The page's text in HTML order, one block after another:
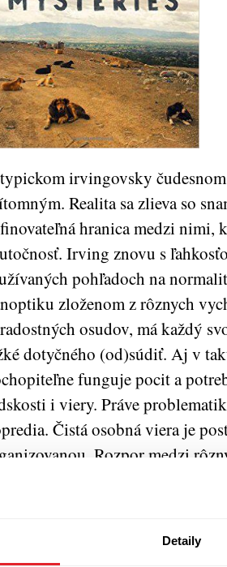
Detaily
irvingovsky
Realita sa zlieva so
hranica medzi nimi,
Irving znovu s
pohľadoch na
zloženom z rôznych
osudov, má každý
dotyčného (od)súdiť. Aj v
funguje pocit a
i viery. Práve
Čistá osobná viera je
Rozpor medzi
formami
vystavený silnej kritike,
riadne nabúravajúca jej